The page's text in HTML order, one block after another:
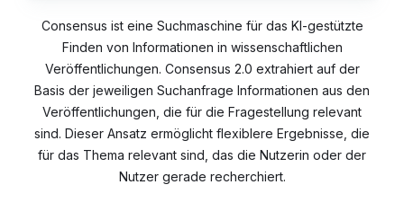
Consensus ist eine Suchmaschine für das KI-gestützte
Finden von Informationen in wissenschaftlichen
Veröffentlichungen. Consensus 2.0 extrahiert auf der
Basis der jeweiligen Suchanfrage Informationen aus den
Veröffentlichungen, die für die Fragestellung relevant
sind. Dieser Ansatz ermöglicht flexiblere Ergebnisse, die
für das Thema relevant sind, das die Nutzerin oder der
Nutzer gerade recherchiert.